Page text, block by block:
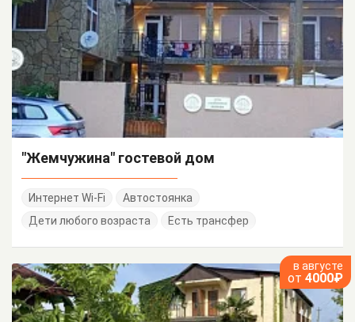
"Жемчужина" гостевой дом
Интернет Wi-Fi
Автостоянка
Дети любого возраста
Есть трансфер
в августе
от 4000₽